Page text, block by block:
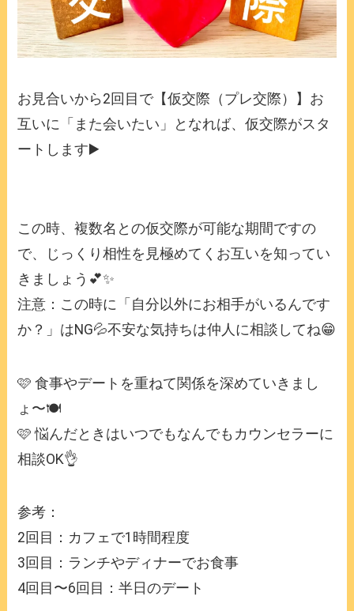
お見合いから2回目で【仮交際（プレ交際）】お
互いに「また会いたい」となれば、仮交際がスタ
ートします▶️
この時、複数名との仮交際が可能な期間ですの
で、じっくり相性を見極めてくお互いを知ってい
きましょう💕✨
注意：この時に「自分以外にお相手がいるんです
か？」はNG💦不安な気持ちは仲人に相談してね😁
🩷 食事やデートを重ねて関係を深めていきまし
ょ〜🍽️
🩷 悩んだときはいつでもなんでもカウンセラーに
相談OK👌
参考：
2回目：カフェで1時間程度
3回目：ランチやディナーでお食事
4回目〜6回目：半日のデート